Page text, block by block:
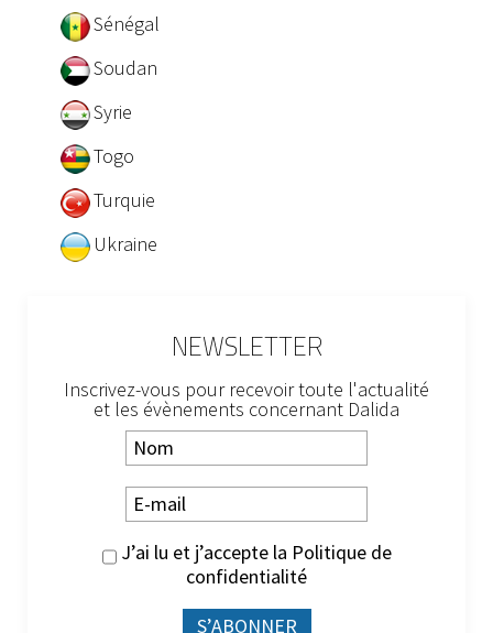
Sénégal
Soudan
Syrie
Togo
Turquie
Ukraine
NEWSLETTER
Inscrivez-vous pour recevoir toute l'actualité
et les évènements concernant Dalida
J’ai lu et j’accepte la Politique de
confidentialité